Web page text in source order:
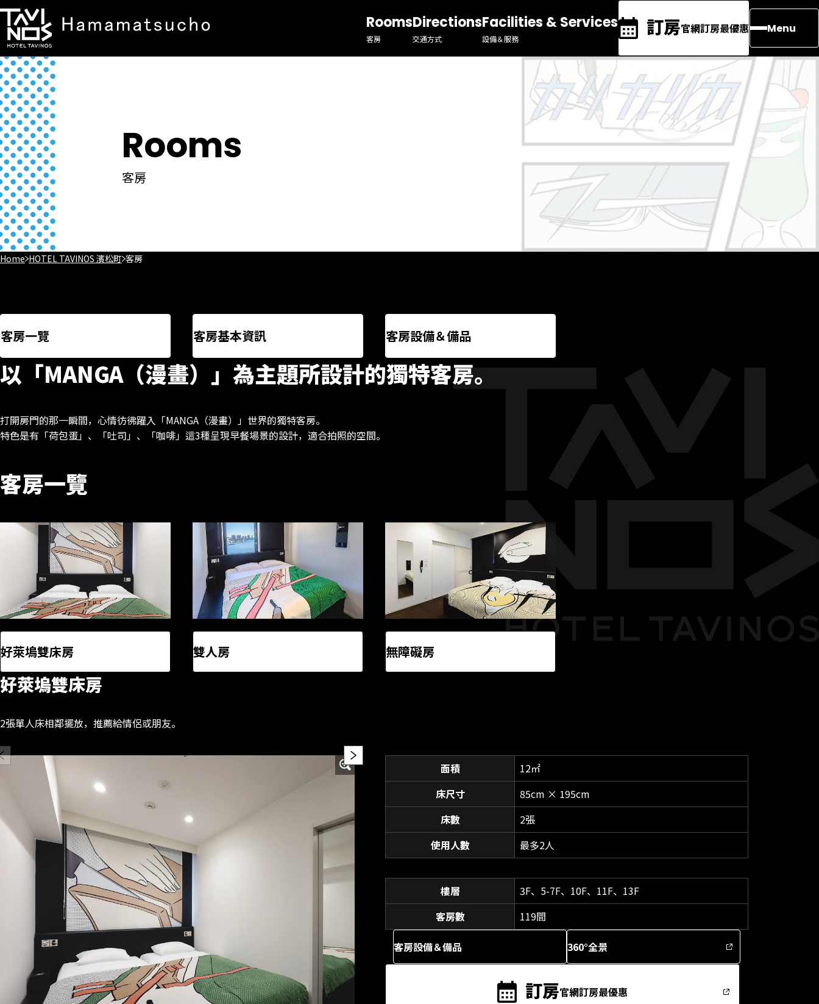
Rooms
客房
Directions
交通方式
Facilities & Services
設備＆服務 訂房官網訂房最優惠 Menu
Rooms
客房
Home HOTEL TAVINOS 濱松町 客房
客房一覽 客房基本資訊 客房設備＆備品
以「MANGA（漫畫）」為主題所設計的獨特客房。
打開房門的那一瞬間，心情彷彿躍入「MANGA（漫畫）」世界的獨特客房。
特色是有「荷包蛋」、「吐司」、「咖啡」這3種呈現早餐場景的設計，適合拍照的空間。
客房一覽
好萊塢雙床房 雙人房 無障礙房
好萊塢雙床房
2張單人床相鄰擺放，推薦給情侶或朋友。
面積
12㎡
床尺寸
85cm × 195cm
床數
2張
使用人數
最多2人
樓層
3F、5-7F、10F、11F、13F
客房數
119間
客房設備＆備品 360°全景
訂房官網訂房最優惠